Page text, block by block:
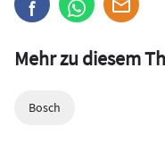
Mehr zu diesem
Bosch